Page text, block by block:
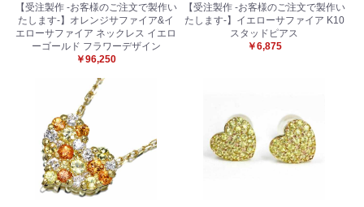
【受注製作 -お客様のご注文で製作い
たします-】オレンジサファイア&イ
エローサファイア ネックレス イエロ
ーゴールド フラワーデザイン
￥96,250
【受注製作 -お客様のご注文で製作い
たします-】イエローサファイア K10
スタッドピアス
￥6,875